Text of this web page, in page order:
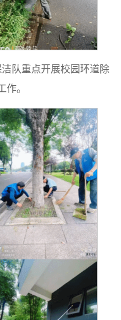
队重点开展校园环道除
作。